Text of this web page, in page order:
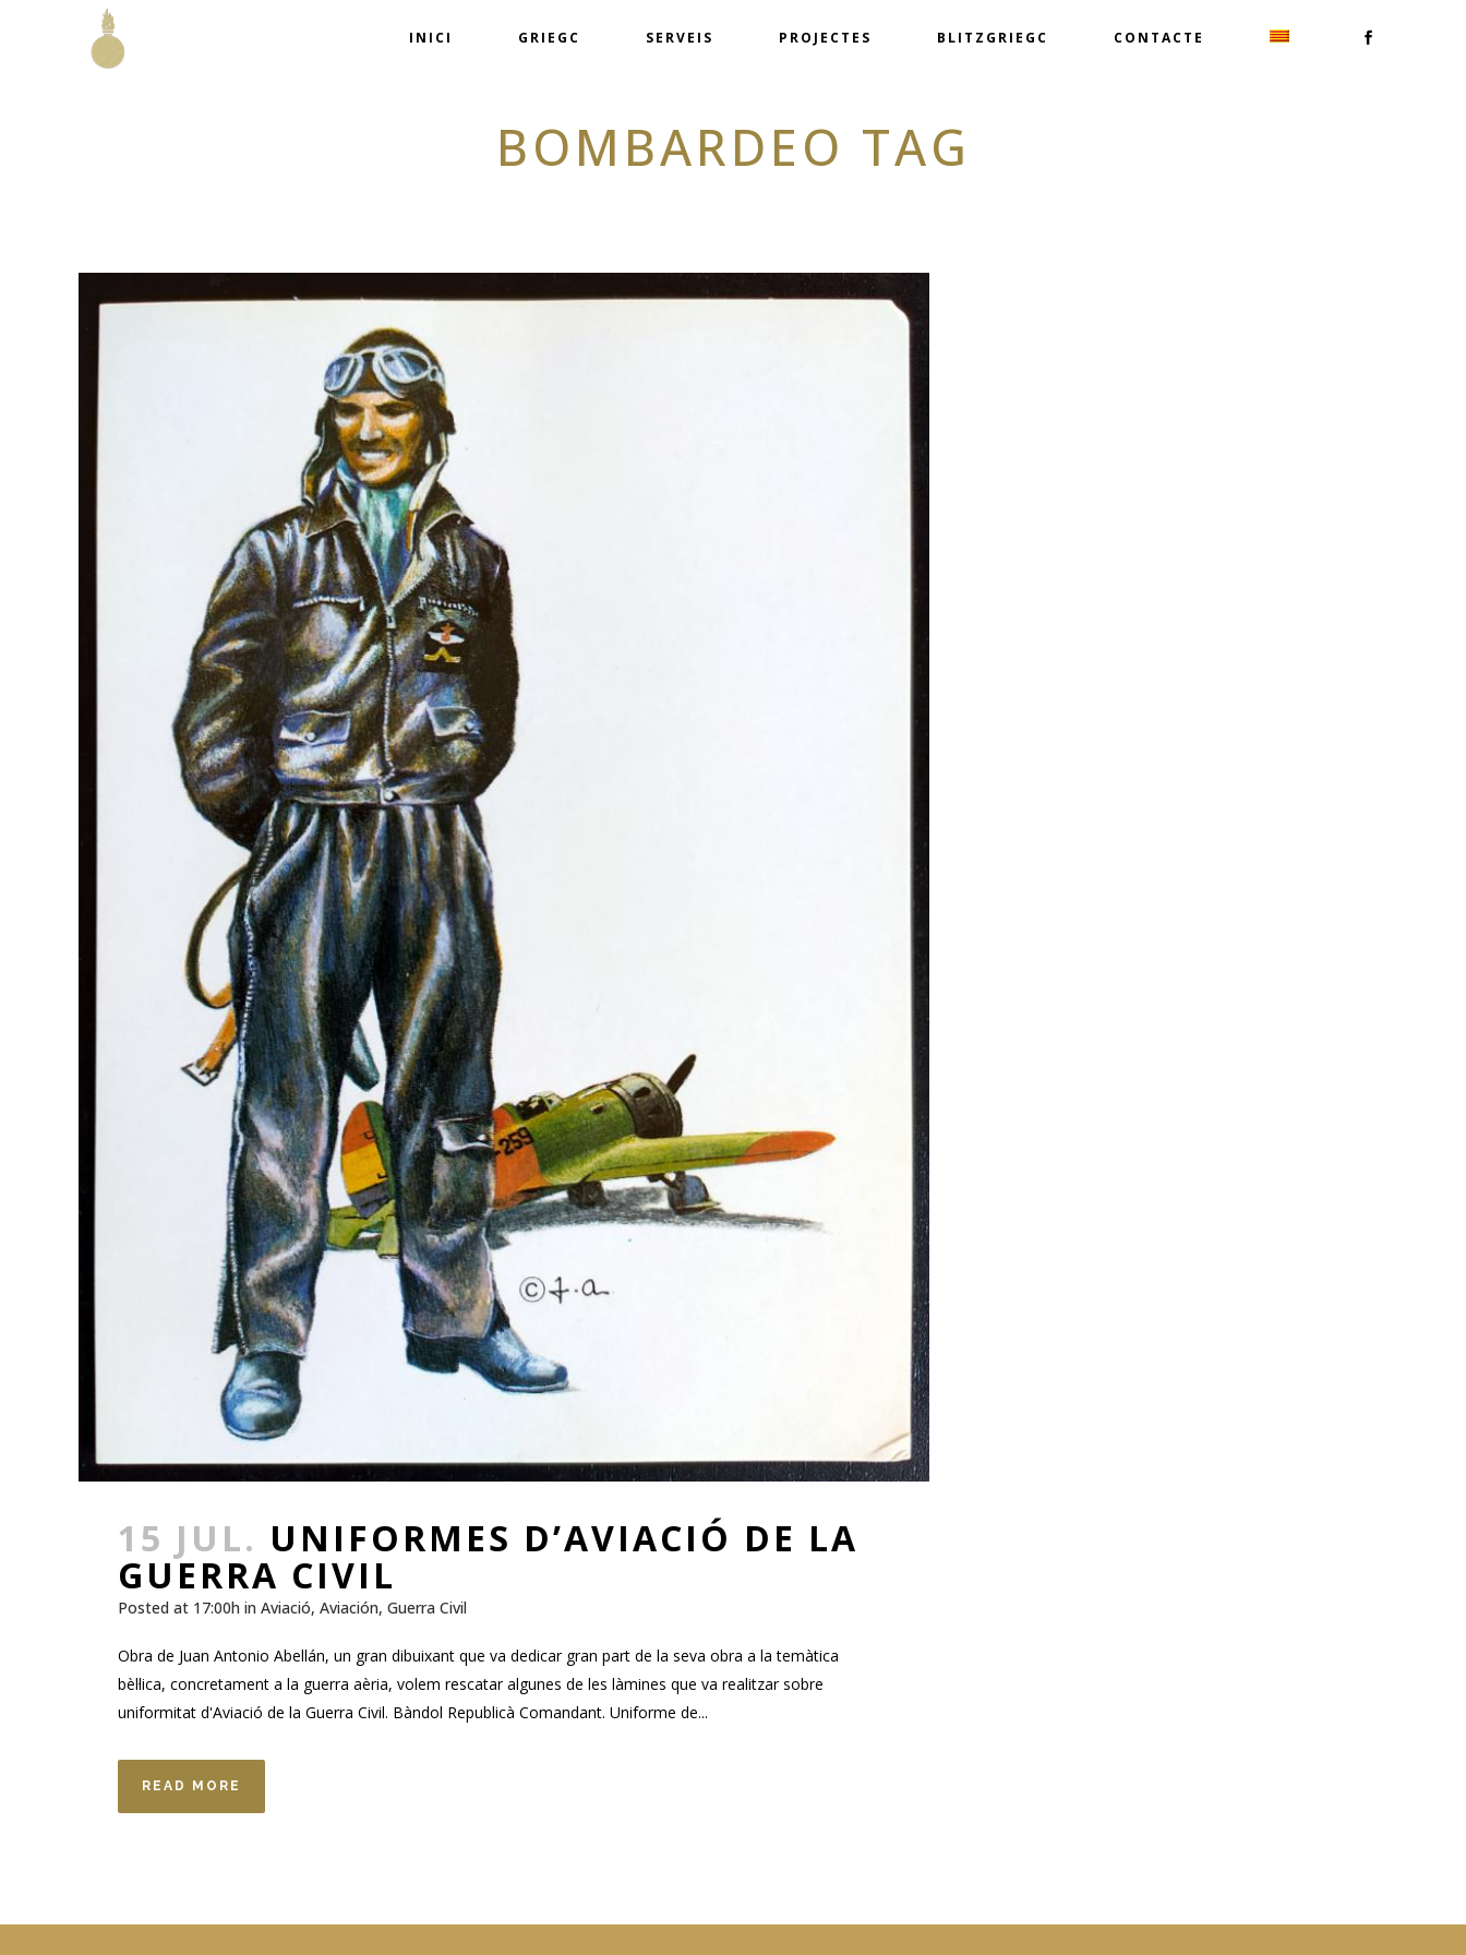
INICI GRIEGC SERVEIS PROJECTES BLITZGRIEGC CONTACTE
BOMBARDEO TAG
15 JUL. UNIFORMES D’AVIACIÓ DE LA
GUERRA CIVIL
Posted at 17:00h in Aviació, Aviación, Guerra Civil
Obra de Juan Antonio Abellán, un gran dibuixant que va dedicar gran part de la seva obra a la temàtica
bèl·lica, concretament a la guerra aèria, volem rescatar algunes de les làmines que va realitzar sobre
uniformitat d'Aviació de la Guerra Civil. Bàndol Republicà Comandant. Uniforme de...
READ MORE